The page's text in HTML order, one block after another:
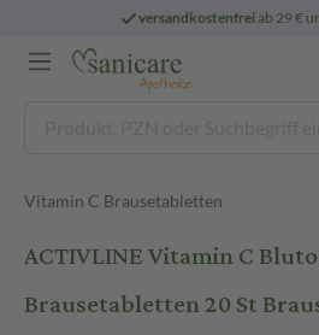
versandkostenfreiab 29 €
Vitamin C Brausetabletten
ACTIVLINE Vitamin C
Brausetabletten 20 St